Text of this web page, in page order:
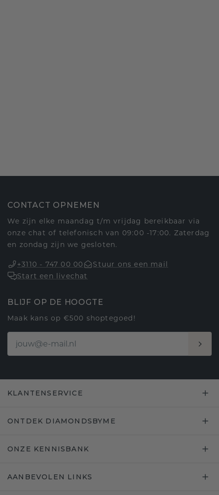
CONTACT OPNEMEN
We zijn elke maandag t/m vrijdag bereikbaar via
onze chat of telefonisch van 09:00 -17:00. Zaterdag
en zondag zijn we gesloten.
+3110 - 747 00 00
Stuur ons een mail
Start een livechat
BLIJF OP DE HOOGTE
Maak kans op €500 shoptegoed!
KLANTENSERVICE
ONTDEK DIAMONDSBYME
ONZE KENNISBANK
AANBEVOLEN LINKS